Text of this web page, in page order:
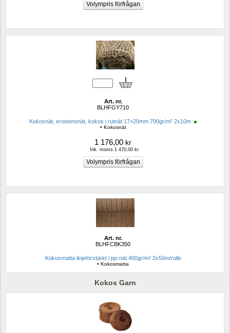
Art. nr.
BLHFGY710
Kokosnät, erosionsnät, kokos i rutnät 17×20mm 700gr/m² 2x10m
• Kokosnät
1 176,00 kr
Ink. moms.1 470,00 kr
Art. nr.
BLHFCBK350
Kokosmatta linjeförstärkt i pp-nät 400gr/m² 2x50m/rulle
• Kokosmatta
Kokos Garn